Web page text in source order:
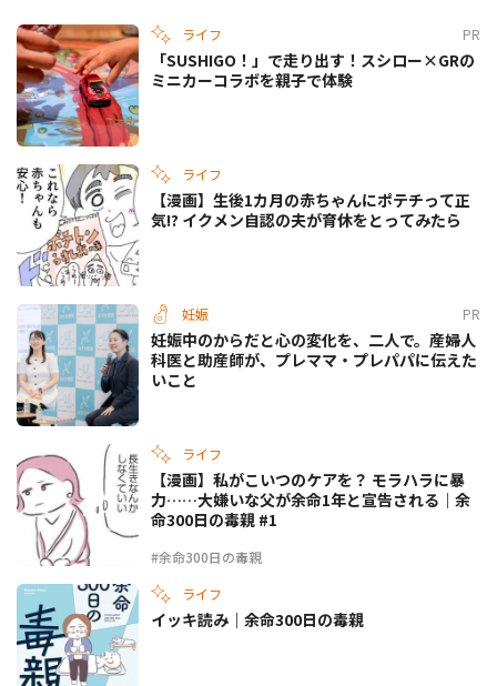
ライフ PR
「SUSHIGO！」で走り出す！スシロー×GRの
ミニカーコラボを親子で体験
ライフ
【漫画】生後1カ月の赤ちゃんにポテチって正
気!? イクメン自認の夫が育休をとってみたら
妊娠 PR
妊娠中のからだと心の変化を、二人で。産婦人
科医と助産師が、プレママ・プレパパに伝えた
いこと
ライフ
#余命300日の毒親
【漫画】私がこいつのケアを？ モラハラに暴
力……大嫌いな父が余命1年と宣告される｜余
命300日の毒親 #1
ライフ
イッキ読み｜余命300日の毒親